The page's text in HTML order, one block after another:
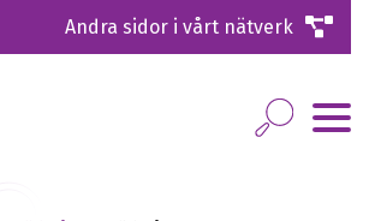
Andra sidor i vårt nätverk